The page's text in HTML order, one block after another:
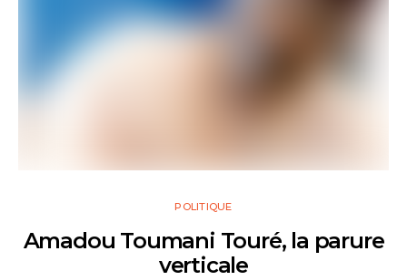
POLITIQUE
Amadou Toumani Touré, la parure
verticale